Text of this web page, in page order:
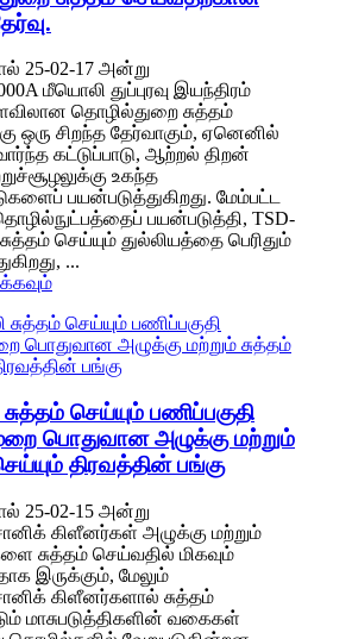
25-02-17 அன்று
மீயொலி துப்புரவு இயந்திரம்
தொழில்துறை சுத்தம்
ஒரு சிறந்த தேர்வாகும், ஏனெனில்
கட்டுப்பாடு, ஆற்றல் திறன்
உகந்த
பயன்படுத்துகிறது. மேம்பட்ட
பயன்படுத்தி, TSD-
செய்யும் துல்லியத்தை பெரிதும்
...
செய்யும் பணிப்பகுதி
பொதுவான அழுக்கு மற்றும்
திரவத்தின் பங்கு
25-02-15 அன்று
கிளீனர்கள் அழுக்கு மற்றும்
சுத்தம் செய்வதில் மிகவும்
இருக்கும், மேலும்
கிளீனர்களால் சுத்தம்
மாசுபடுத்திகளின் வகைகள்